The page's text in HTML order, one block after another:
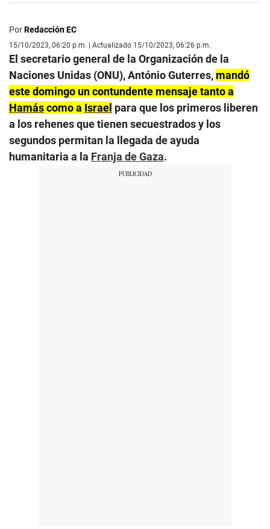
PorRedacción EC
15/10/2023, 06:20 p.m. | Actualizado 15/10/2023, 06:26 p.m.
El secretario general de la Organización de la
Naciones Unidas (ONU), António Guterres, mandó
este domingo un contundente mensaje tanto a
Hamáscomo a Israel para que los primeros liberen
a los rehenes que tienen secuestrados y los
segundos permitan la llegada de ayuda
humanitaria a la Franja de Gaza.